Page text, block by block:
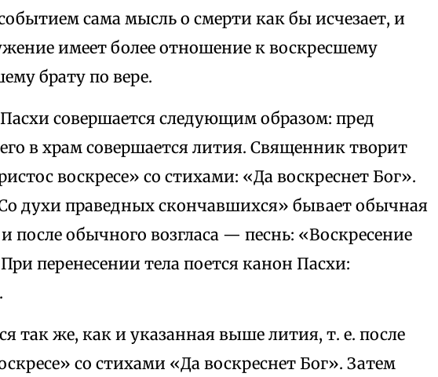
сама мысль о смерти как бы исчезает, и
имеет более отношение к воскресшему
брату по вере.
совершается следующим образом: пред
в храм совершается лития. Священник творит
воскресе» со стихами: «Да воскреснет Бог».
духи праведных скончавшихся» бывает обычная
после обычного возгласа — песнь: «Воскресение
перенесении тела поется канон Пасхи:
так же, как и указанная выше лития, т. е. после
со стихами «Да воскреснет Бог». Затем